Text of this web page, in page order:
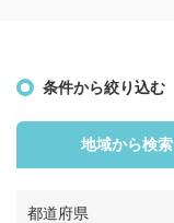
条件から絞り込む
地域から検索
都道府県